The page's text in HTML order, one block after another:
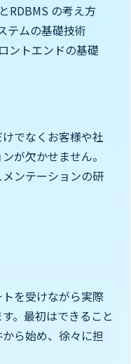
RDBMS の考え方
テムの基礎技術
ントエンドの基礎
でなくお客様や社
が欠かせません。
ンテーションの研
を受けながら実際
。最初はできること
ら始め、徐々に担